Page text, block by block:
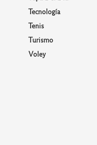
Tecnología
Tenis
Turismo
Voley